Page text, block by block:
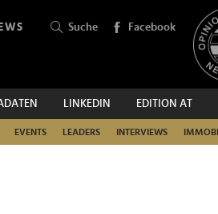
Suche Facebook
LINKEDIN EDITION AT
EVENTS LEADERS INTERVIEWS
SUCHEN